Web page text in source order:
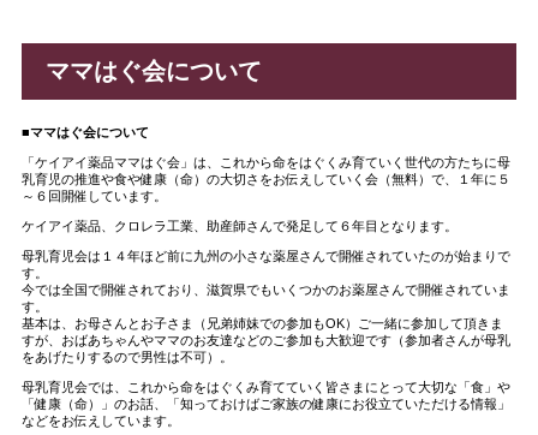
ママはぐ会について
■ママはぐ会について
「ケイアイ薬品ママはぐ会」は、これから命をはぐくみ育ていく世代の方たちに母
乳育児の推進や食や健康（命）の大切さをお伝えしていく会（無料）で、１年に５
～６回開催しています。
ケイアイ薬品、クロレラ工業、助産師さんで発足して６年目となります。
母乳育児会は１４年ほど前に九州の小さな薬屋さんで開催されていたのが始まりで
す。
今では全国で開催されており、滋賀県でもいくつかのお薬屋さんで開催されていま
す。
基本は、お母さんとお子さま（兄弟姉妹での参加もOK）ご一緒に参加して頂きま
すが、おばあちゃんやママのお友達などのご参加も大歓迎です（参加者さんが母乳
をあげたりするので男性は不可）。
母乳育児会では、これから命をはぐくみ育てていく皆さまにとって大切な「食」や
「健康（命）」のお話、「知っておけばご家族の健康にお役立ていただける情報」
などをお伝えしています。